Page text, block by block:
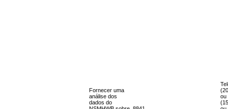
Fornecer uma
análise dos
dados do
ou